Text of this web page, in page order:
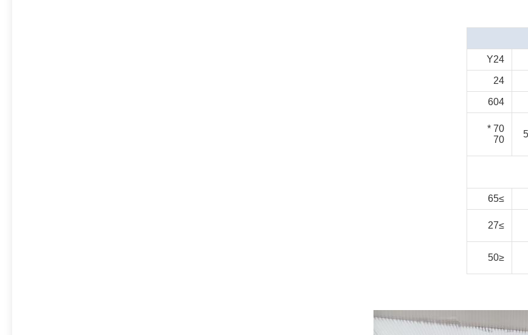
Y24
24
604
70 *
70
≥65
≥27
≤50